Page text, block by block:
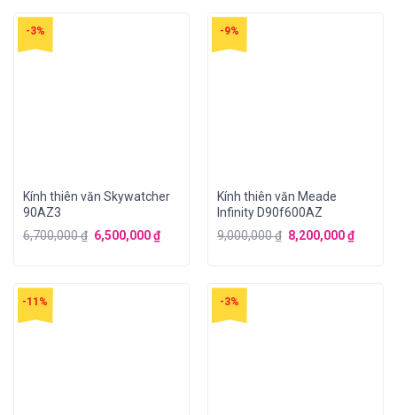
-3%
Kính thiên văn Skywatcher
90AZ3
6,700,000₫ 6,500,000₫
-9%
Kính thiên văn Meade
Infinity D90f600AZ
9,000,000₫ 8,200,000₫
-11% -3%